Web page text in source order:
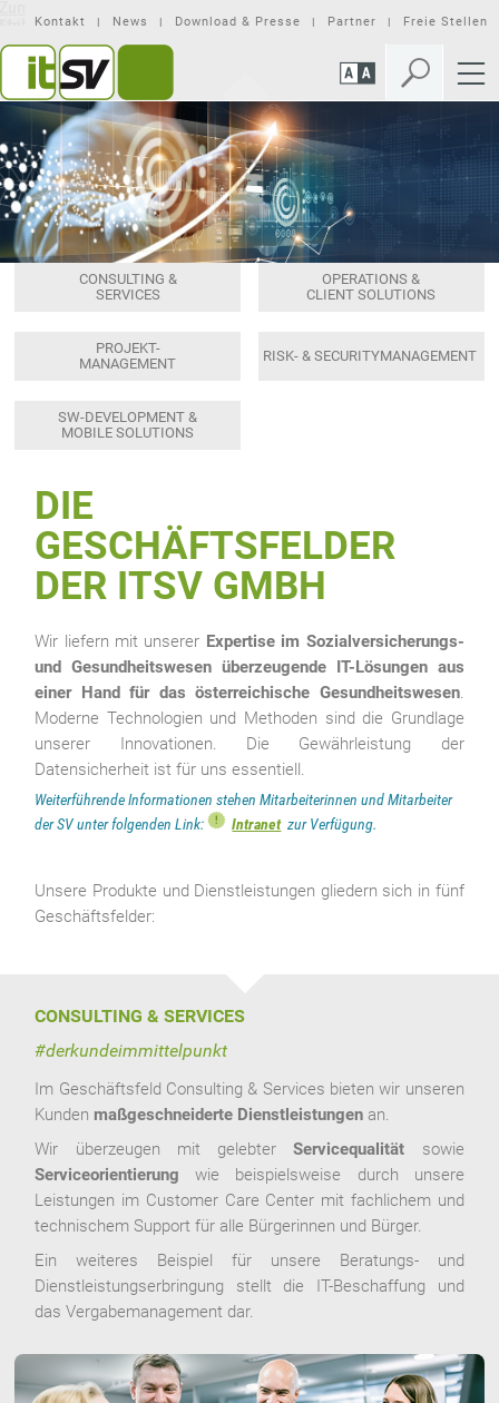
Seiteninhalt
springen
Mobilen
Navigation
springen
Kontakt News Download & Presse Partner Freie Stellen
CONSULTING &
SERVICES
OPERATIONS &
CLIENT SOLUTIONS
PROJEKT-
MANAGEMENT
RISK- & SECURITYMANAGEMENT
SW-DEVELOPMENT &
MOBILE SOLUTIONS
DIE
GESCHÄFTSFELDER
DER ITSV GMBH
Wir liefern mit unserer Expertise im Sozialversicherungs-
und Gesundheitswesen überzeugende IT-Lösungen aus
einer Hand für das österreichische Gesundheitswesen.
Moderne Technologien und Methoden sind die Grundlage
unserer Innovationen. Die Gewährleistung der
Datensicherheit ist für uns essentiell.
Weiterführende Informationen stehen Mitarbeiterinnen und Mitarbeiter
der SV unter folgenden Link:
Intranetzur Verfügung.
Unsere Produkte und Dienstleistungen gliedern sich in fünf
Geschäftsfelder:
CONSULTING & SERVICES
#derkundeimmittelpunkt
Im Geschäftsfeld Consulting & Services bieten wir unseren
Kunden maßgeschneiderte Dienstleistungen an.
Wir überzeugen mit gelebterServicequalität sowie
Serviceorientierung wie beispielsweise durch unsere
Leistungen im Customer Care Center mit fachlichem und
technischem Support für alle Bürgerinnen und Bürger.
Ein weiteres Beispiel für unsere Beratungs- und
Dienstleistungserbringung stellt die IT-Beschaffung und
das Vergabemanagement dar.